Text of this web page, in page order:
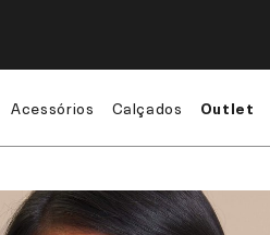
Acessórios Calçados Outlet